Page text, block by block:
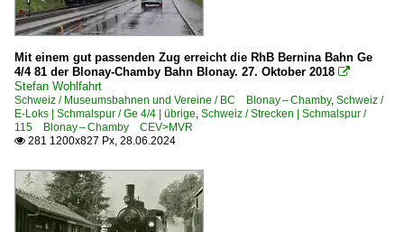
Mit einem gut passenden Zug erreicht die RhB Bernina Bahn Ge
4/4 81 der Blonay-Chamby Bahn Blonay. 27. Oktober 2018 
Stefan Wohlfahrt
Schweiz / Museumsbahnen und Vereine / BC Blonay – Chamby, Schweiz /
E-Loks | Schmalspur / Ge 4/4 | übrige, Schweiz / Strecken | Schmalspur /
115 Blonay – Chamby CEV>MVR
 281 1200x827 Px, 28.06.2024